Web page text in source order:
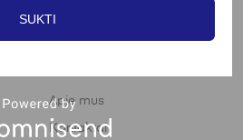
Apie mus
Kontaktai
SUKTI